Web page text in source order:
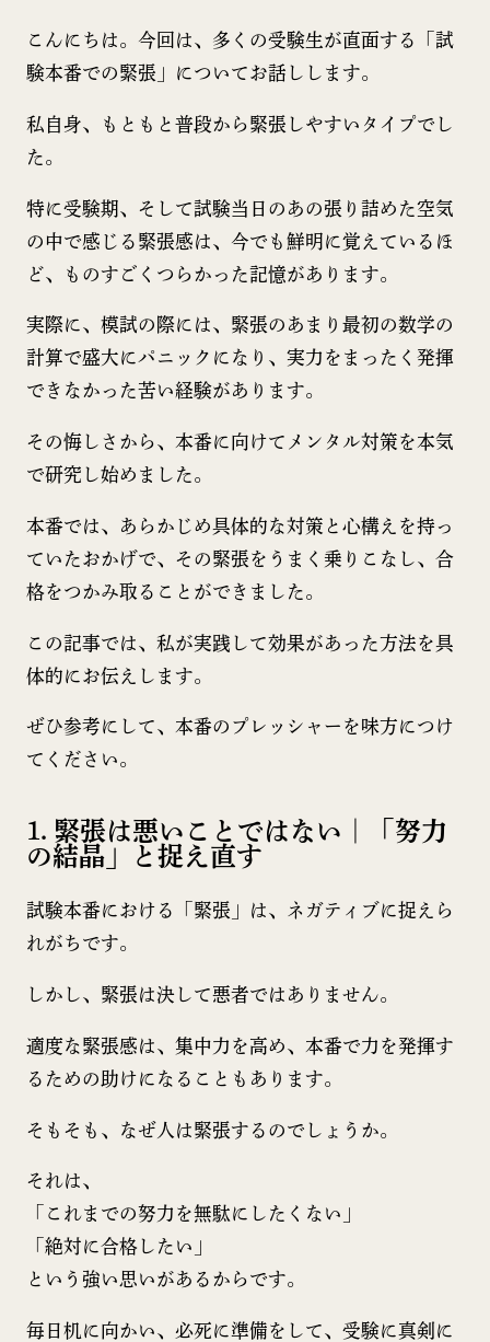
こんにちは。今回は、多くの受験生が直面する「試
験本番での緊張」についてお話しします。
私自身、もともと普段から緊張しやすいタイプでし
た。
特に受験期、そして試験当日のあの張り詰めた空気
の中で感じる緊張感は、今でも鮮明に覚えているほ
ど、ものすごくつらかった記憶があります。
実際に、模試の際には、緊張のあまり最初の数学の
計算で盛大にパニックになり、実力をまったく発揮
できなかった苦い経験があります。
その悔しさから、本番に向けてメンタル対策を本気
で研究し始めました。
本番では、あらかじめ具体的な対策と心構えを持っ
ていたおかげで、その緊張をうまく乗りこなし、合
格をつかみ取ることができました。
この記事では、私が実践して効果があった方法を具
体的にお伝えします。
ぜひ参考にして、本番のプレッシャーを味方につけ
てください。
1. 緊張は悪いことではない｜「努力
の結晶」と捉え直す
試験本番における「緊張」は、ネガティブに捉えら
れがちです。
しかし、緊張は決して悪者ではありません。
適度な緊張感は、集中力を高め、本番で力を発揮す
るための助けになることもあります。
そもそも、なぜ人は緊張するのでしょうか。
それは、
「これまでの努力を無駄にしたくない」
「絶対に合格したい」
という強い思いがあるからです。
毎日机に向かい、必死に準備をして、受験に真剣に